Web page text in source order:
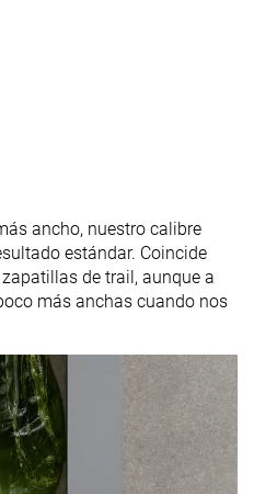
ancho, nuestro calibre
estándar. Coincide
de trail, aunque a
más anchas cuando nos